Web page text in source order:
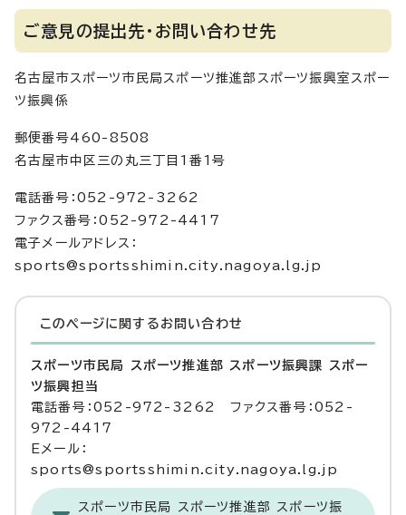
ご意見の提出先・お問い合わせ先
名古屋市スポーツ市民局スポーツ推進部スポーツ振興室スポー
ツ振興係
郵便番号460-8508
名古屋市中区三の丸三丁目1番1号
電話番号：052-972-3262
ファクス番号：052-972-4417
電子メールアドレス：
sports@sportsshimin.city.nagoya.lg.jp
このページに関する お問い合わせ
スポーツ市民局 スポーツ推進部 スポーツ振興課 スポー
ツ振興担当
電話番号：052-972-3262 ファクス番号：052-
972-4417
Eメール：
sports@sportsshimin.city.nagoya.lg.jp
スポーツ市民局 スポーツ推進部 スポーツ振